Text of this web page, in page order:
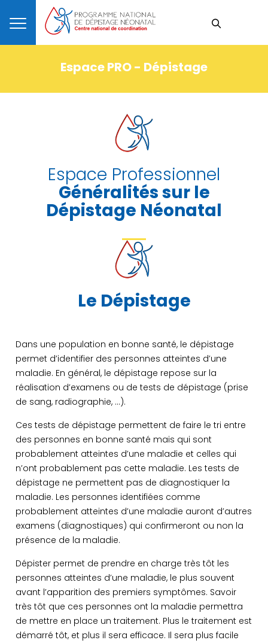
Espace PRO - Dépistage
Espace Professionnel
Généralités sur le
Dépistage Néonatal
Le Dépistage
Dans une population en bonne santé, le dépistage
permet d’identifier des personnes atteintes d’une
maladie. En général, le dépistage repose sur la
réalisation d’examens ou de tests de dépistage (prise
de sang, radiographie, …).
Ces tests de dépistage permettent de faire le tri entre
des personnes en bonne santé mais qui sont
probablement atteintes d’une maladie et celles qui
n’ont probablement pas cette maladie. Les tests de
dépistage ne permettent pas de diagnostiquer la
maladie. Les personnes identifiées comme
probablement atteintes d’une maladie auront d’autres
examens (diagnostiques) qui confirmeront ou non la
présence de la maladie.
Dépister permet de prendre en charge très tôt les
personnes atteintes d’une maladie, le plus souvent
avant l’apparition des premiers symptômes. Savoir
très tôt que ces personnes ont la maladie permettra
de mettre en place un traitement. Plus le traitement est
démarré tôt, et plus il sera efficace. Il sera plus facile